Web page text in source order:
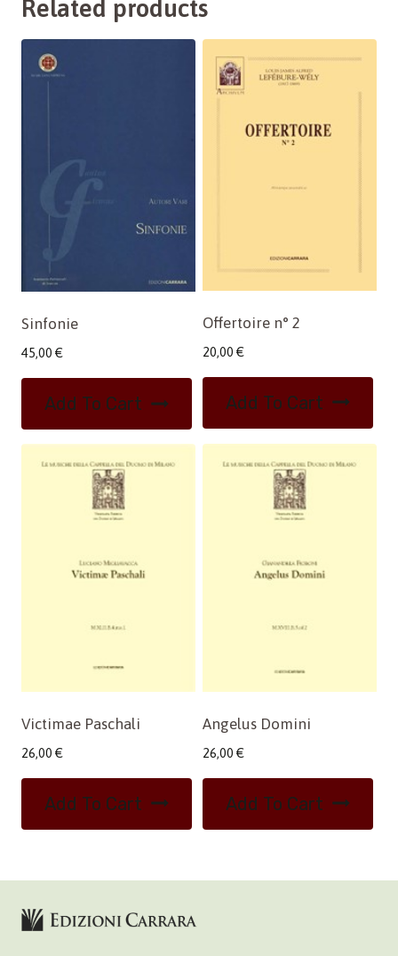
Related products
Sinfonie
45,00 €
Add To Cart
Offertoire n° 2
20,00 €
Add To Cart
Victimae Paschali
26,00 €
Add To Cart
Angelus Domini
26,00 €
Add To Cart